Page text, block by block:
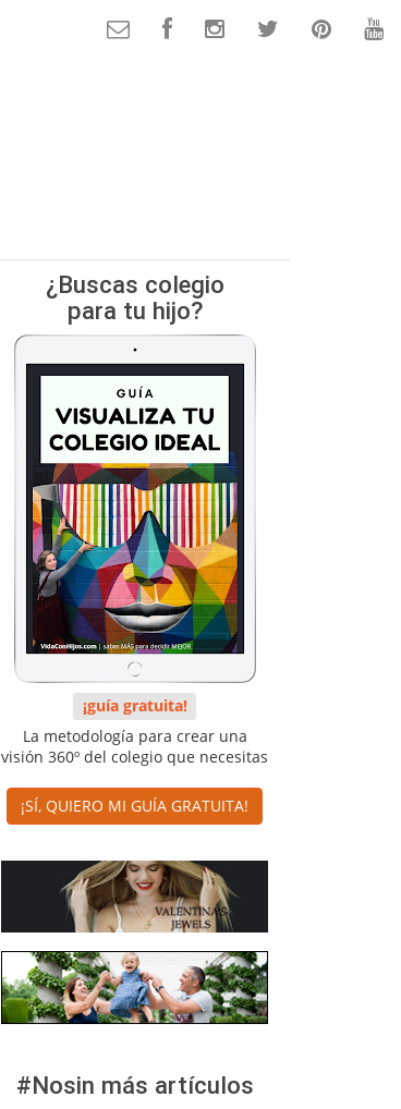
¿Buscas colegio
para tu hijo?
¡guía gratuita!
La metodología para crear una
visión 360º del colegio que necesitas
¡SÍ, QUIERO MI GUÍA GRATUITA!
#Nosin más artículos